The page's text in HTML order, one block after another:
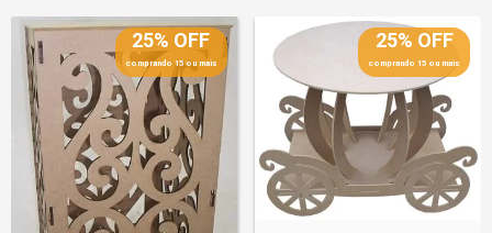
25% OFF
comprando 15 ou mais
25% OFF
comprando 15 ou mais